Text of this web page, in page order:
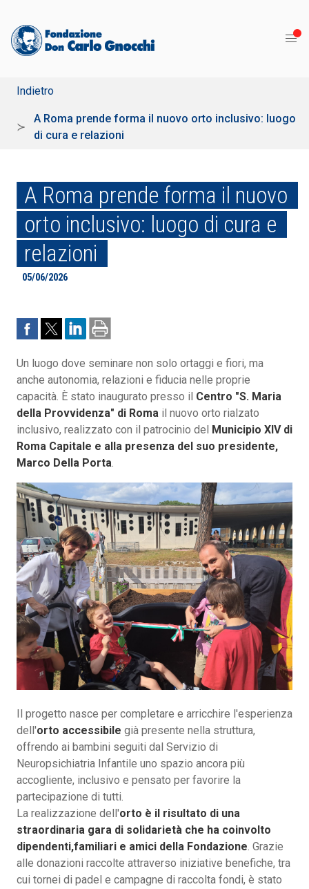
Indietro
A Roma prende forma il nuovo orto inclusivo: luogo
di cura e relazioni
A Roma prende forma il nuovo
orto inclusivo: luogo di cura e
relazioni
05/06/2026
Un luogo dove seminare non solo ortaggi e fiori, ma
anche autonomia, relazioni e fiducia nelle proprie
capacità. È stato inaugurato presso il Centro "S. Maria
della Provvidenza" di Roma il nuovo orto rialzato
inclusivo, realizzato con il patrocinio del Municipio XIV di
Roma Capitale e alla presenza del suo presidente,
Marco Della Porta.
Il progetto nasce per completare e arricchire l'esperienza
dell'orto accessibile già presente nella struttura,
offrendo ai bambini seguiti dal Servizio di
Neuropsichiatria Infantile uno spazio ancora più
accogliente, inclusivo e pensato per favorire la
partecipazione di tutti.
La realizzazione dell'orto è il risultato di una
straordinaria gara di solidarietà che ha coinvolto
dipendenti,familiari e amici della Fondazione. Grazie
alle donazioni raccolte attraverso iniziative benefiche, tra
cui tornei di padel e campagne di raccolta fondi, è stato